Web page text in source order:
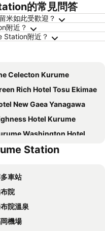
的常見問答
米如此受歡迎？
附近？
Station附近？
Celecton Kurume
Rich Hotel Tosu Ekimae
New Gaea Yanagawa
Hotel Kurume
Washington Hotel Plaza
Hotel Fukuoka Okawa
Cross Base Tosu Station
Hotel Kanraku Kurumeekimae
Villamure Ogori -ADULT ONLY-
Remy (Adult Hotel)
Station
車站
院
院溫泉
機場